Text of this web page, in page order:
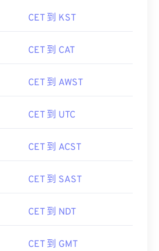
CET 到 KST
CET 到 CAT
CET 到 AWST
CET 到 UTC
CET 到 ACST
CET 到 SAST
CET 到 NDT
CET 到 GMT